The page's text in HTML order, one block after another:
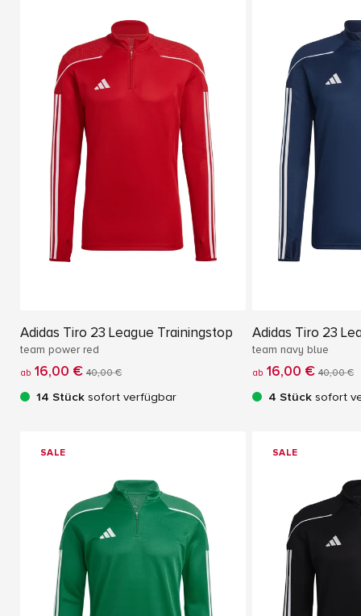
Adidas Tiro 23 League Trainingstop
team power red
ab 16,00 € 40,00 €
14 Stück sofort verfügbar
Adidas Tiro 23
team navy blue
ab 16,00 € 40,00 €
4 Stück sofort
SALE SALE